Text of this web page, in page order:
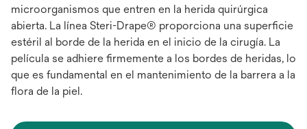
microorganismos que entren en la herida quirúrgica
abierta. La línea Steri-Drape® proporciona una superficie
estéril al borde de la herida en el inicio de la cirugía. La
película se adhiere firmemente a los bordes de heridas, lo
que es fundamental en el mantenimiento de la barrera a la
flora de la piel.